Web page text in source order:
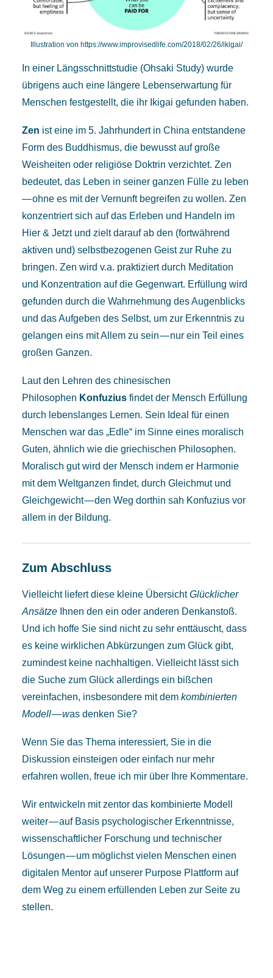
Illustration von https://www.improvisedlife.com/2018/02/26/ikigai/
In einer Längsschnittstudie (Ohsaki Study) wurde
übrigens auch eine längere Lebenserwartung für
Menschen festgestellt, die ihr Ikigai gefunden haben.
Zen ist eine im 5. Jahrhundert in China entstandene
Form des Buddhismus, die bewusst auf große
Weisheiten oder religiöse Doktrin verzichtet. Zen
bedeutet, das Leben in seiner ganzen Fülle zu leben
— ohne es mit der Vernunft begreifen zu wollen. Zen
konzentriert sich auf das Erleben und Handeln im
Hier & Jetzt und zielt darauf ab den (fortwährend
aktiven und) selbstbezogenen Geist zur Ruhe zu
bringen. Zen wird v.a. praktiziert durch Meditation
und Konzentration auf die Gegenwart. Erfüllung wird
gefunden durch die Wahrnehmung des Augenblicks
und das Aufgeben des Selbst, um zur Erkenntnis zu
gelangen eins mit Allem zu sein — nur ein Teil eines
großen Ganzen.
Laut den Lehren des chinesischen
Philosophen Konfuzius findet der Mensch Erfüllung
durch lebenslanges Lernen. Sein Ideal für einen
Menschen war das „Edle“ im Sinne eines moralisch
Guten, ähnlich wie die griechischen Philosophen.
Moralisch gut wird der Mensch indem er Harmonie
mit dem Weltganzen findet, durch Gleichmut und
Gleichgewicht — den Weg dorthin sah Konfuzius vor
allem in der Bildung.
Zum Abschluss
Vielleicht liefert diese kleine ÜbersichtGlücklicher
Ansätze Ihnen den ein oder anderen Denkanstoß.
Und ich hoffe Sie sind nicht zu sehr enttäuscht, dass
es keine wirklichen Abkürzungen zum Glück gibt,
zumindest keine nachhaltigen. Vielleicht lässt sich
die Suche zum Glück allerdings ein bißchen
vereinfachen, insbesondere mit dem kombinierten
Modell — was denken Sie?
Wenn Sie das Thema interessiert, Sie in die
Diskussion einsteigen oder einfach nur mehr
erfahren wollen, freue ich mir über Ihre Kommentare.
Wir entwickeln mit zentor das kombinierte Modell
weiter — auf Basis psychologischer Erkenntnisse,
wissenschaftlicher Forschung und technischer
Lösungen — um möglichst vielen Menschen einen
digitalen Mentor auf unserer Purpose Plattform auf
dem Weg zu einem erfüllenden Leben zur Seite zu
stellen.